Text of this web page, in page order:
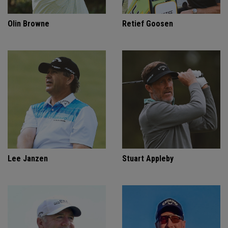
Olin Browne Retief Goosen
Lee Janzen Stuart Appleby